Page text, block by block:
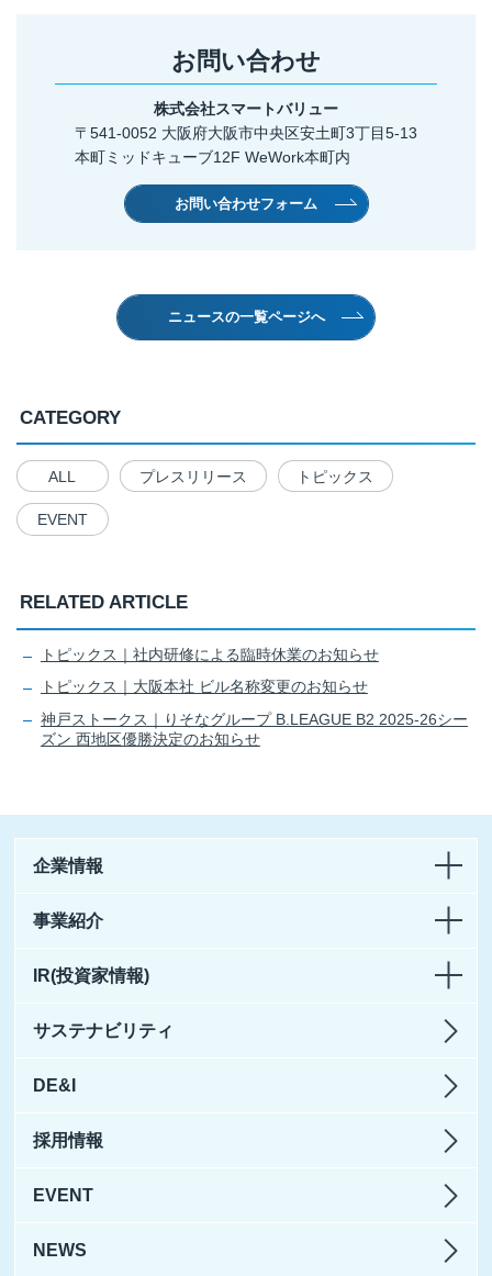
お問い合わせ
株式会社スマートバリュー
〒541-0052 大阪府大阪市中央区安土町3丁目5-13
本町ミッドキューブ12F WeWork本町内
お問い合わせフォーム
ニュースの一覧ページへ
CATEGORY
ALL プレスリリース トピックス
EVENT
RELATED ARTICLE
トピックス｜社内研修による臨時休業のお知らせ
トピックス｜大阪本社 ビル名称変更のお知らせ
神戸ストークス｜りそなグループ B.LEAGUE B2 2025-26シー
ズン 西地区優勝決定のお知らせ
企業情報
事業紹介
IR(投資家情報)
サステナビリティ
DE&I
採用情報
EVENT
NEWS